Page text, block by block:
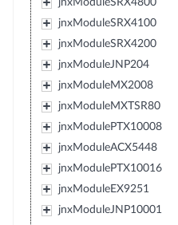
jnxModuleSRX4100
jnxModuleSRX4200
jnxModuleJNP204
jnxModuleMX2008
jnxModuleMXTSR80
jnxModulePTX10008
jnxModuleACX5448
jnxModulePTX10016
jnxModuleEX9251
jnxModuleJNP10001